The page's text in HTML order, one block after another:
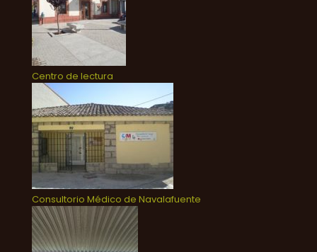
Centro de lectura
Consultorio Médico de Navalafuente